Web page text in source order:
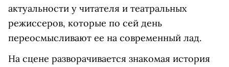
актуальности у читателя и театральных
режиссеров, которые по сей день
переосмысливают ее на современный лад.
На сцене разворачивается знакомая история